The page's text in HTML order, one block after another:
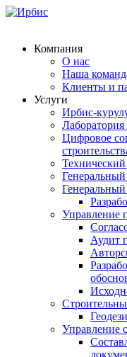
Компания
О нас
Наша
Клиенты и
Услуги
Ирбис-
Цифровое
Технический
Управление
Аудит
Управление